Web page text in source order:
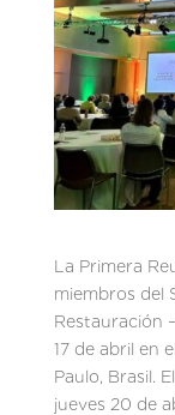
La Primera
miembros del
Restauración
17 de abril en
Paulo, Brasil.
jueves 20 de